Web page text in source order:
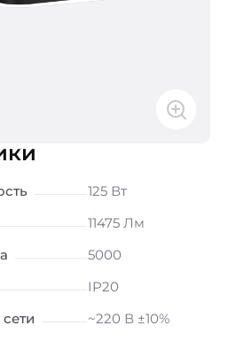
125 Вт
11475 Лм
5000
IP20
~220 В ±10%